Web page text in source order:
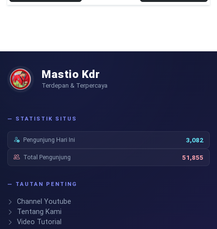
Mastio Kdr
Terdepan & Terpercaya
— STATISTIK SITUS
Pengunjung Hari Ini 3,082
Total Pengunjung 51,855
— TAUTAN PENTING
Channel Youtube
Tentang Kami
Video Tutorial